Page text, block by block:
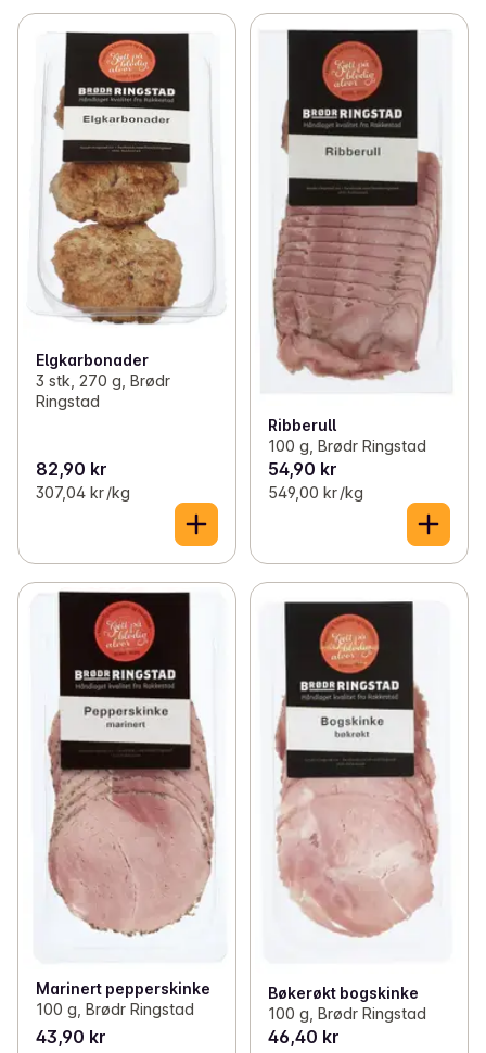
Elgkarbonader
3 stk, 270 g, Brødr
Ringstad
82,90 kr
307,04 kr /kg
Ribberull
100 g, Brødr Ringstad
54,90 kr
549,00 kr /kg
Marinert pepperskinke
100 g, Brødr Ringstad
43,90 kr
Bøkerøkt bogskinke
100 g, Brødr Ringstad
46,40 kr